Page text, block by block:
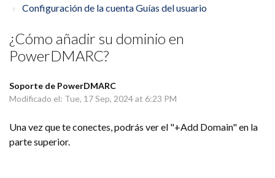
Configuración de la cuenta Guías del usuario
¿Cómo añadir su dominio en
PowerDMARC?
Soporte de PowerDMARC
Modificado el: Tue, 17 Sep, 2024 at 6:23 PM
Una vez que te conectes, podrás ver el "+Add Domain" en la
parte superior.